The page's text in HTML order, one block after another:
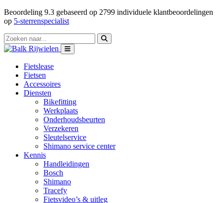
Beoordeling 9.3 gebaseerd op 2799 individuele klantbeoordelingen
op 5-sterrenspecialist
Fietslease
Fietsen
Accessoires
Diensten
Bikefitting
Werkplaats
Onderhoudsbeurten
Verzekeren
Sleutelservice
Shimano service center
Kennis
Handleidingen
Bosch
Shimano
Tracefy
Fietsvideo’s & uitleg